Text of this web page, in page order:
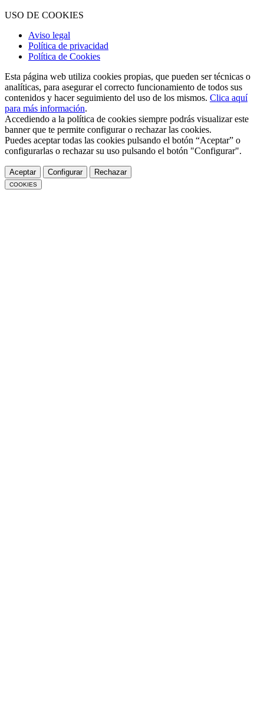
USO DE COOKIES
Aviso legal
Política de privacidad
Política de Cookies
Esta página web utiliza cookies propias, que pueden ser técnicas o
analíticas, para asegurar el correcto funcionamiento de todos sus
contenidos y hacer seguimiento del uso de los mismos. Clica aquí
para más información.
Accediendo a la política de cookies siempre podrás visualizar este
banner que te permite configurar o rechazar las cookies.
Puedes aceptar todas las cookies pulsando el botón “Aceptar” o
configurarlas o rechazar su uso pulsando el botón "Configurar".
Aceptar Configurar Rechazar
COOKIES